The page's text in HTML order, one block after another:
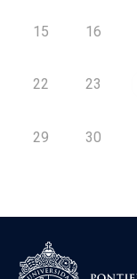
15 16
22 23
29 30